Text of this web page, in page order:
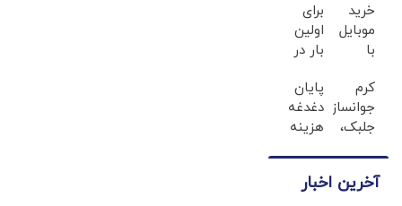
می‌شود؛
حکمرانی عرصه
جنگاوری است
فراهم‌آوری
صلح؟
11 درصدی ایران
صحت دارد؟
خرید
موبایل
با
پی | در
۴ قسط
بدون
برای
اولین
بار در
🇮🇷
این
دکتر
کننده
کرم
جوانساز
جلبک،
به
پایان
دغدغه
هزینه
پزشکی
آخرین اخبار